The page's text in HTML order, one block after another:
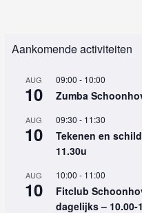
Aankomende activiteiten
AUG
10
09:00 - 10:00
Zumba
AUG
10
09:30 - 11:30
Tekenen en
11.30u
AUG
10
10:00 - 11:00
Fitclub
dagelijks – 10.00-